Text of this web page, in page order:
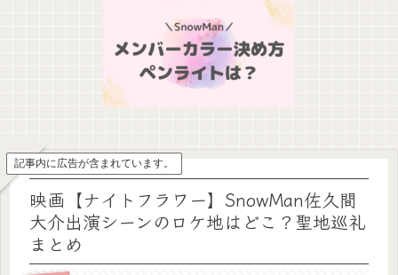
記事内に広告が含まれています。
映画【ナイトフラワー】SnowMan佐久間
大介出演シーンのロケ地はどこ？聖地巡礼
まとめ